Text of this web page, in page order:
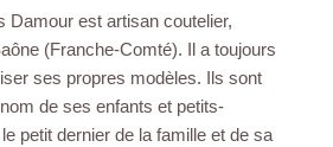
Damour est artisan coutelier,
(Franche-Comté). Il a toujours
ses propres modèles. Ils sont
de ses enfants et petits-
petit dernier de la famille et de sa